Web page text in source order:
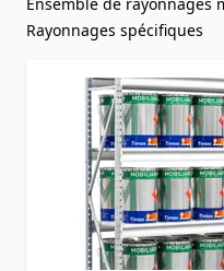
Rayonnages spécifiques